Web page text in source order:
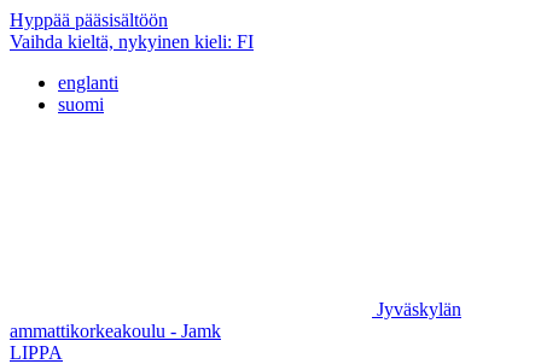
Hyppää pääsisältöön
Vaihda kieltä, nykyinen kieli: FI
englanti
suomi
Jyväskylän
ammattikorkeakoulu - Jamk
LIPPA